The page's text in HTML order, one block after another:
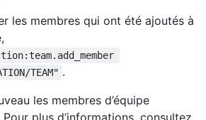
les membres qui ont été ajoutés à
TEAM" .
les membres d’équipe
Pour plus d’informations, consultez